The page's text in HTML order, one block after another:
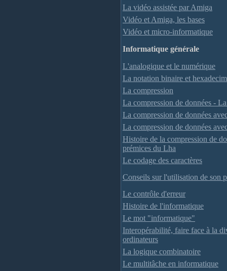
La vidéo assistée par Amiga
Vidéo et Amiga, les bases
Vidéo et micro-informatique
Informatique générale
L'analogique et le numérique
La notation binaire et
La compression
La compression de données -
La compression de données
La compression de données
Histoire de la compression de
prémices du Lha
Le codage des caractères
Conseils sur l'utilisation de son
Le contrôle d'erreur
Histoire de l'informatique
Le mot "informatique"
Interopérabilité, faire face à la
ordinateurs
La logique combinatoire
Le multitâche en informatique